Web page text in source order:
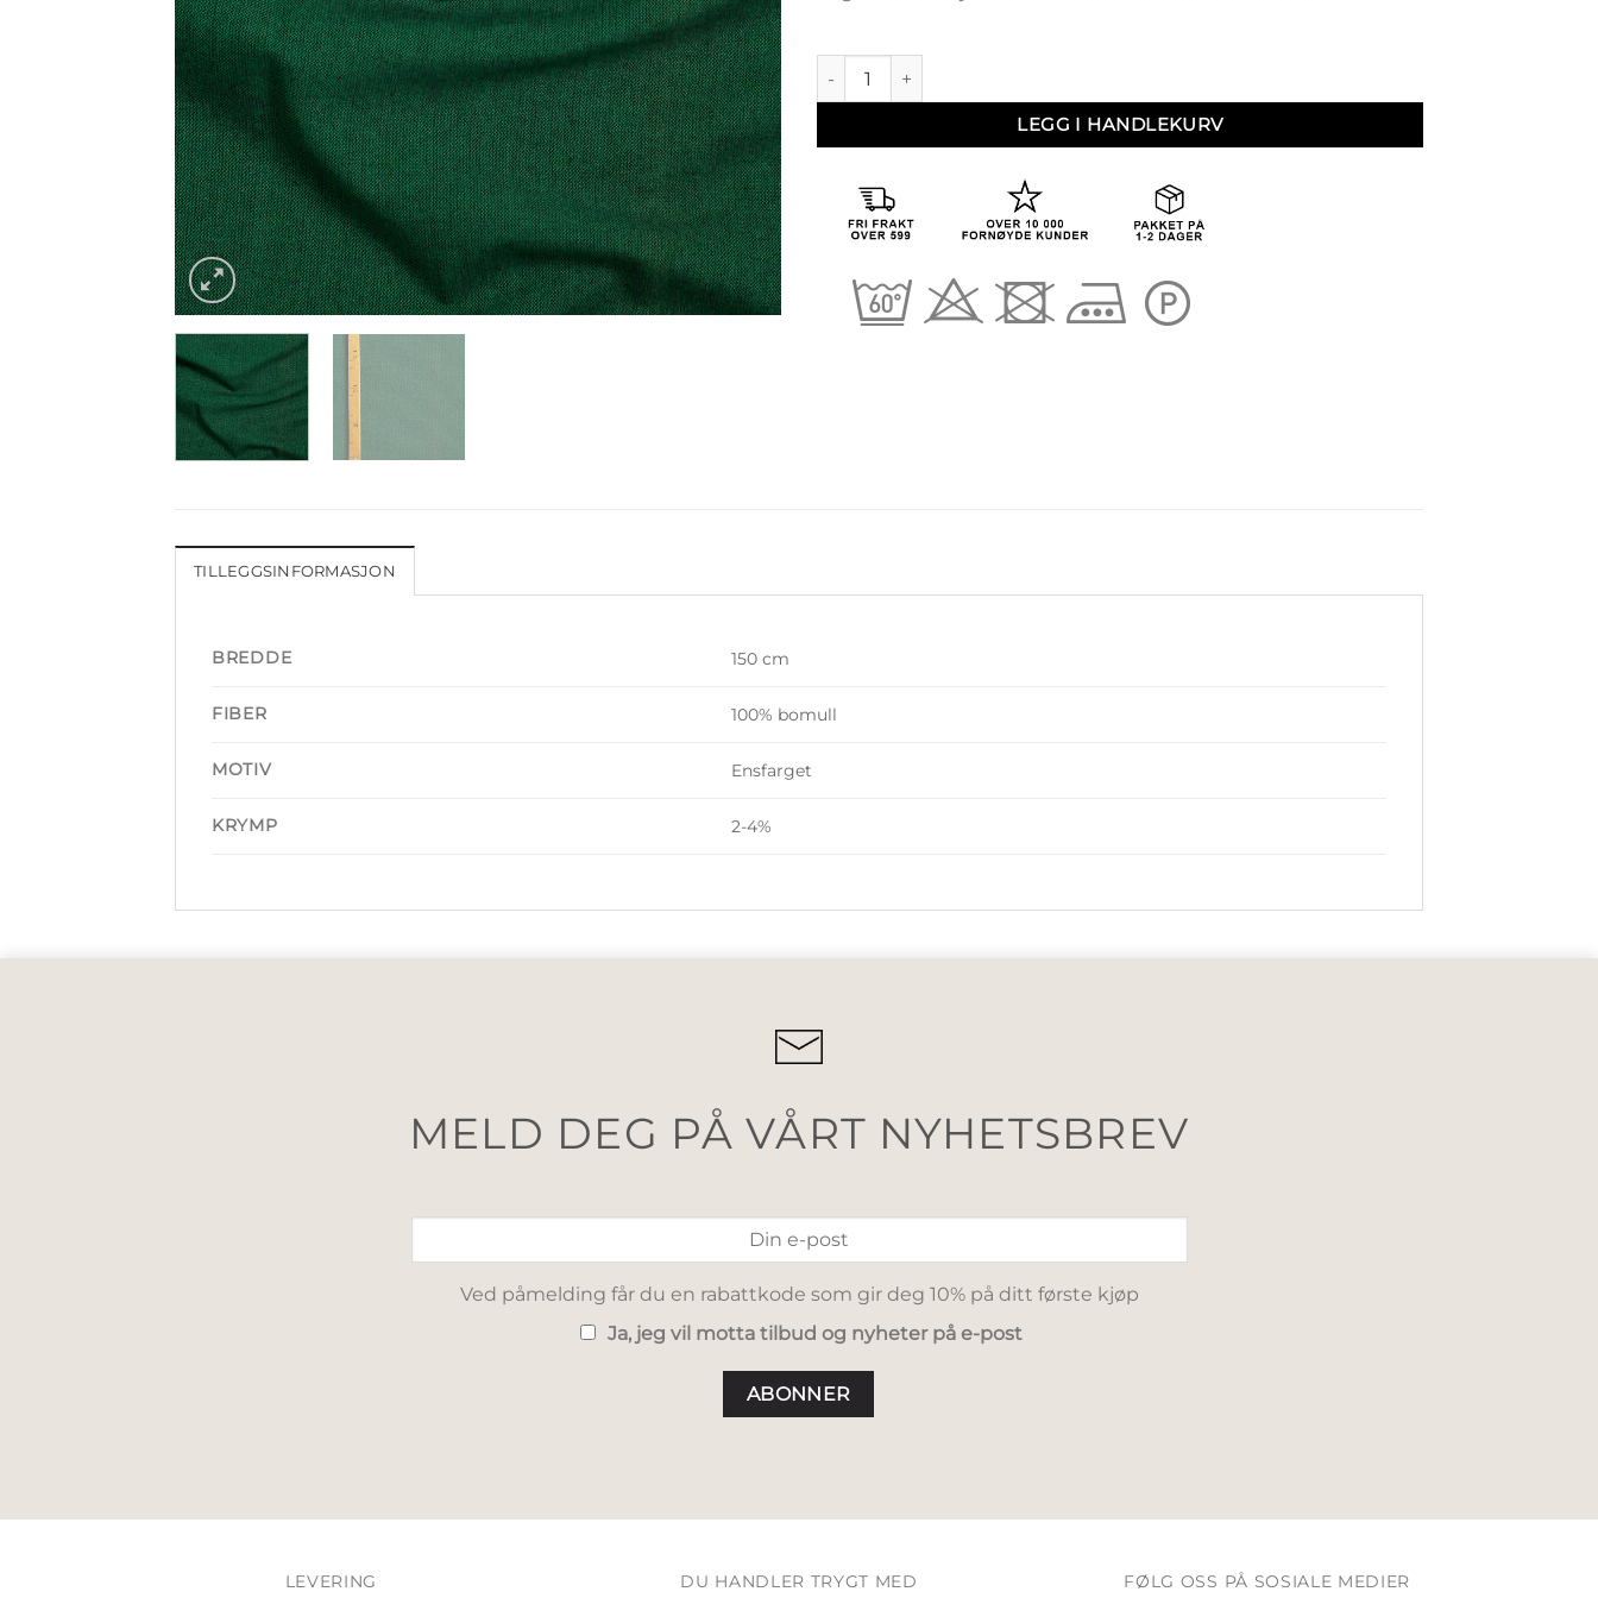
Karoline 60 (Husflid 60) antall
LEGG I HANDLEKURV
TILLEGGSINFORMASJON
BREDDE 150 cm
FIBER 100% bomull
MOTIV Ensfarget
KRYMP 2-4%
MELD DEG PÅ VÅRT NYHETSBREV
Ved påmelding får du en rabattkode som gir deg 10% på ditt første kjøp
Ja, jeg vil motta tilbud og nyheter på e-post
LEVERING DU HANDLER TRYGT MED FØLG OSS PÅ SOSIALE MEDIER